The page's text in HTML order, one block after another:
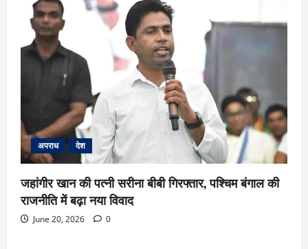
अपराध देश
जहांगीर खान की पत्नी सरीना बीबी गिरफ्तार, पश्चिम बंगाल की
राजनीति में बढ़ा नया विवाद
June 20, 2026 0